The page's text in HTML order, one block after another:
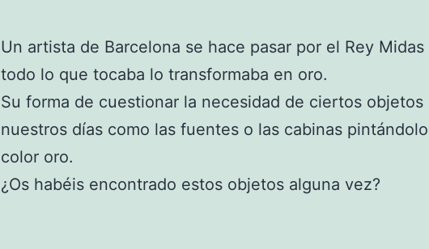
Un artista de Barcelona se hace pasar por el Rey Midas
todo lo que tocaba lo transformaba en oro.
Su forma de cuestionar la necesidad de ciertos objetos
nuestros días como las fuentes o las cabinas
color oro.
¿Os habéis encontrado estos objetos alguna vez?